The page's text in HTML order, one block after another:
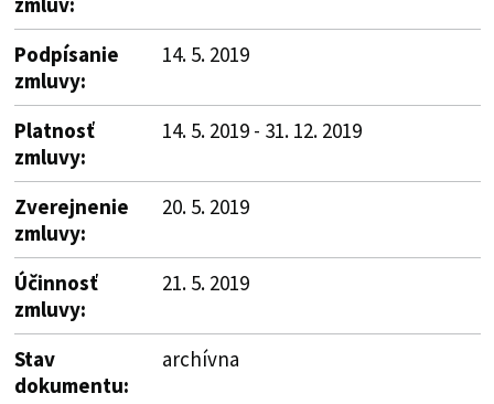
Podpísanie
zmluvy:
14. 5. 2019
Platnosť
zmluvy:
14. 5. 2019 - 31. 12. 2019
Zverejnenie
zmluvy:
20. 5. 2019
Účinnosť
zmluvy:
21. 5. 2019
Stav
dokumentu:
archívna